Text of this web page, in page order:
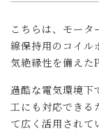
こちらは、モー
線保持用のコイル
気絶縁性を備えた
過酷な電気環境下
工にも対応できる
て広く活用されて